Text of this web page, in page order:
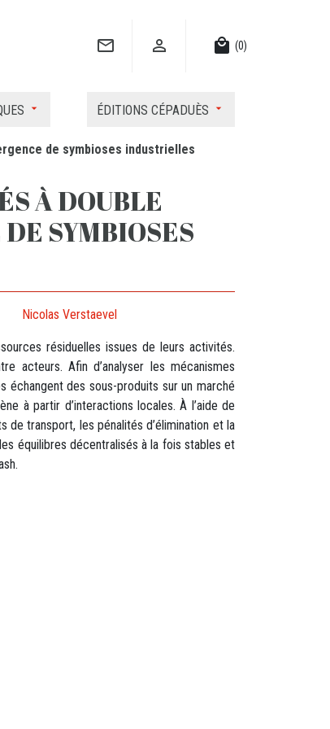
  local_mall (0)
ÉDITIONS CÉPADUÈS
de symbioses industrielles
À DOUBLE
SYMBIOSES
Nicolas Verstaevel
résiduelles issues de leurs activités.
acteurs. Afin d’analyser les mécanismes
échangent des sous-produits sur un marché
à partir d’interactions locales. À l’aide de
de transport, les pénalités d’élimination et la
équilibres décentralisés à la fois stables et